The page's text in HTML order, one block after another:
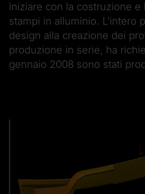
iniziare con la costruzione e
stampi in alluminio. L’intero
design alla creazione dei
produzione in serie, ha
gennaio 2008 sono stati